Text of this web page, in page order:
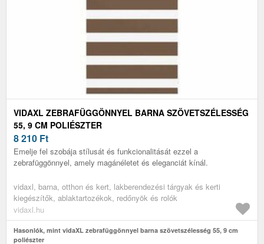
VIDAXL ZEBRAFÜGGÖNNYEL BARNA SZÖVETSZÉLESSÉG
55, 9 CM POLIÉSZTER
8 210 Ft
Emelje fel szobája stílusát és funkcionalitását ezzel a
zebrafüggönnyel, amely magánéletet és eleganciát kínál.
vidaxl, barna, otthon és kert, lakberendezési tárgyak és kerti
kiegészítők, ablaktartozékok, redőnyök és rolók
vidaxl.hu
Hasonlók, mint vidaXL zebrafüggönnyel barna szövetszélesség 55, 9 cm
poliészter